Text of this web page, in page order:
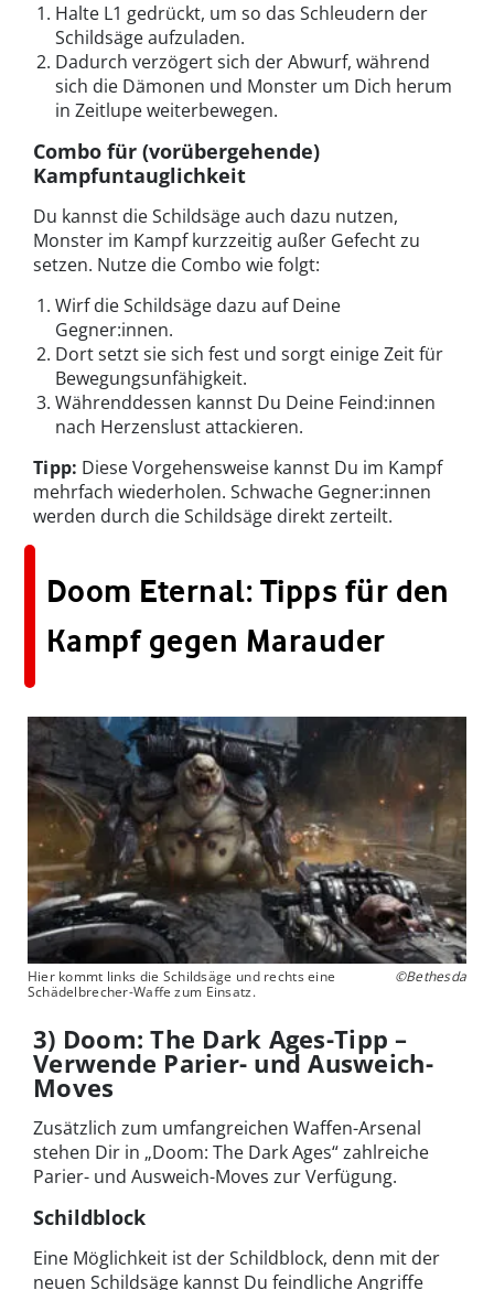
Halte L1 gedrückt, um so das Schleudern der
Schildsäge aufzuladen.
Dadurch verzögert sich der Abwurf, während
sich die Dämonen und Monster um Dich herum
in Zeitlupe weiterbewegen.
Combo für (vorübergehende)
Kampfuntauglichkeit
Du kannst die Schildsäge auch dazu nutzen,
Monster im Kampf kurzzeitig außer Gefecht zu
setzen. Nutze die Combo wie folgt:
Wirf die Schildsäge dazu auf Deine
Gegner:innen.
Dort setzt sie sich fest und sorgt einige Zeit für
Bewegungsunfähigkeit.
Währenddessen kannst Du Deine Feind:innen
nach Herzenslust attackieren.
Tipp: Diese Vorgehensweise kannst Du im Kampf
mehrfach wiederholen. Schwache Gegner:innen
werden durch die Schildsäge direkt zerteilt.
Doom Eternal: Tipps für den
Kampf gegen Marauder
Hier kommt links die Schildsäge und rechts eine
Schädelbrecher-Waffe zum Einsatz.
©Bethesda
3) Doom: The Dark Ages-Tipp –
Verwende Parier- und Ausweich-
Moves
Zusätzlich zum umfangreichen Waffen-Arsenal
stehen Dir in „Doom: The Dark Ages“ zahlreiche
Parier- und Ausweich-Moves zur Verfügung.
Schildblock
Eine Möglichkeit ist der Schildblock, denn mit der
neuen Schildsäge kannst Du feindliche Angriffe